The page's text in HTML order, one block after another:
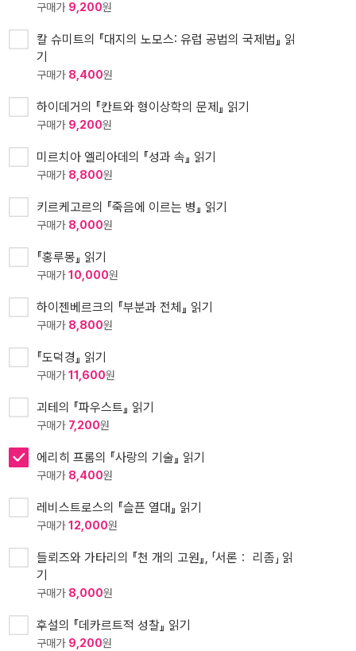
구매가 9,200원
칼 슈미트의 『대지의 노모스: 유럽 공법의 국제법』 읽
기
구매가 8,400원
하이데거의 『칸트와 형이상학의 문제』 읽기
구매가 9,200원
미르치아 엘리아데의 『성과 속』 읽기
구매가 8,800원
키르케고르의 『죽음에 이르는 병』 읽기
구매가 8,000원
『홍루몽』 읽기
구매가10,000원
하이젠베르크의 『부분과 전체』 읽기
구매가 8,800원
『도덕경』 읽기
구매가11,600원
괴테의 『파우스트』 읽기
구매가 7,200원
에리히 프롬의 『사랑의 기술』 읽기
구매가 8,400원
레비스트로스의 『슬픈 열대』 읽기
구매가12,000원
들뢰즈와 가타리의 『천 개의 고원』, 「서론： 리좀」 읽
기
구매가 8,000원
후설의 『데카르트적 성찰』 읽기
구매가 9,200원